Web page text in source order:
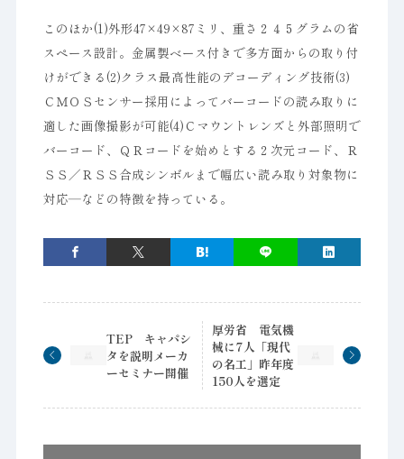
このほか(1)外形47×49×87ミリ、重さ２４５グラムの省
スペース設計。金属製ベース付きで多方面からの取り付
けができる(2)クラス最高性能のデコーディング技術(3)
ＣＭＯＳセンサー採用によってバーコードの読み取りに
適した画像撮影が可能(4)Ｃマウントレンズと外部照明で
バーコード、ＱＲコードを始めとする２次元コード、Ｒ
ＳＳ／ＲＳＳ合成シンボルまで幅広い読み取り対象物に
対応―などの特徴を持っている。
TEP キャパシ
タを説明メーカ
ーセミナー開催
厚労省 電気機
械に7人「現代
の名工」昨年度
150人を選定